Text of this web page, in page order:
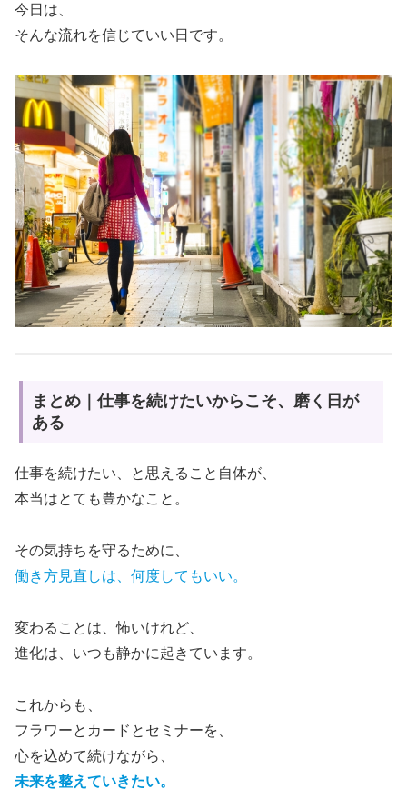
今日は、
そんな流れを信じていい日です。
まとめ｜仕事を続けたいからこそ、磨く日が
ある
仕事を続けたい、と思えること自体が、
本当はとても豊かなこと。
その気持ちを守るために、
働き方見直しは、何度してもいい。
変わることは、怖いけれど、
進化は、いつも静かに起きています。
これからも、
フラワーとカードとセミナーを、
心を込めて続けながら、
未来を整えていきたい。